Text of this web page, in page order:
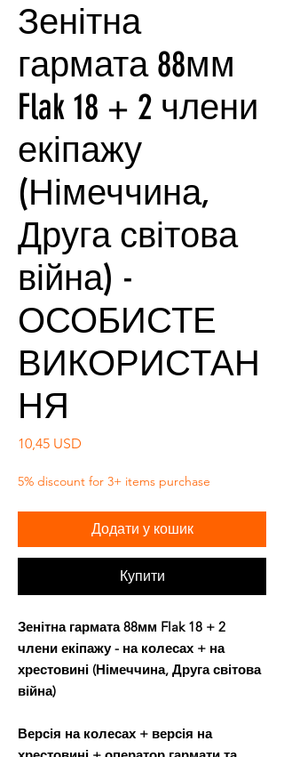
Зенітна
гармата 88мм
Flak 18 + 2 члени
екіпажу
(Німеччина,
Друга світова
війна) -
ОСОБИСТЕ
ВИКОРИСТАН
НЯ
10,45 USD
5% discount for 3+ items purchase
Додати у кошик
Купити
Зенітна гармата 88мм Flak 18 + 2
члени екіпажу - на колесах + на
хрестовині (Німеччина, Друга світова
війна)
Версія на колесах + версія на